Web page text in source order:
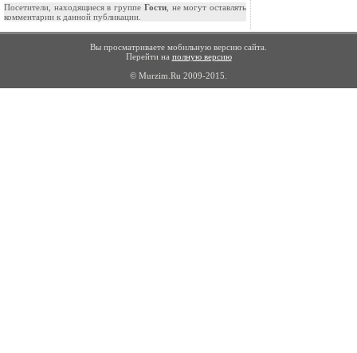
Посетители, находящиеся в группе Гости, не могут оставлять
комментарии к данной публикации.
Вы просматриваете мобильную версию сайта.
Перейти на полную версию
© Murzim.Ru 2009-2015.